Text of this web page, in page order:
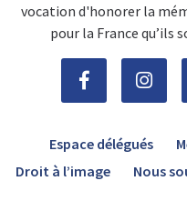
vocation d'honorer la
pour la France qu’ils
Espace délégués
Droit à l’image
Nous